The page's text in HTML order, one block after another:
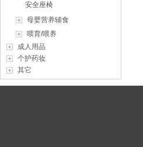
安全座椅
母婴营养辅食
喂育/喂养
成人用品
个护药妆
其它